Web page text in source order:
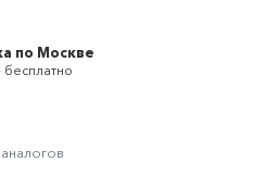
по Москве
бесплатно